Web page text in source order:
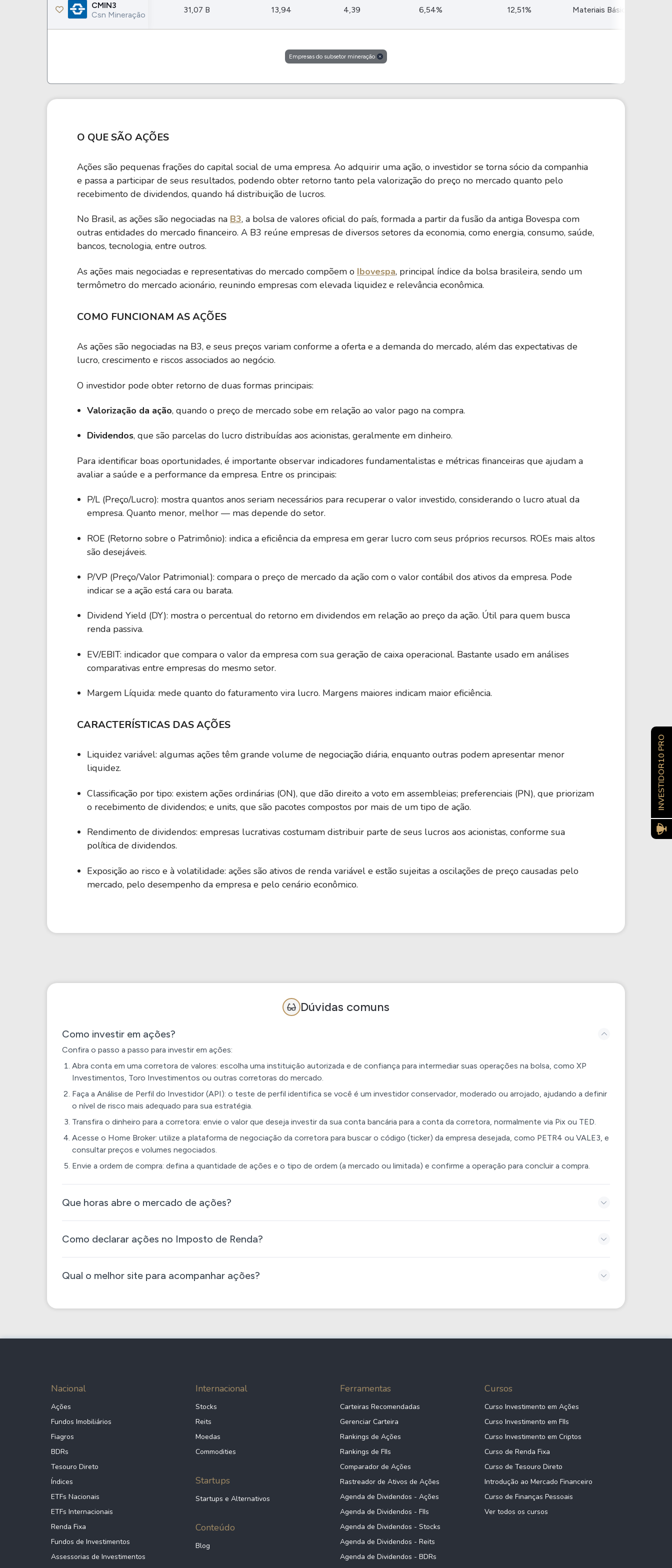
Klabin
Petrobrás
KNCR11
XINA11
Coca-Cola
Ver todos
Solana
Cardano
As Ações Mais Buscadas
Guia do Iniciante
CMIN3
Csn Mineração
31,07 B 13,94 4,39 6,54% 12,51% Materiais Básicos
Empresas do subsetor mineração
O QUE SÃO AÇÕES
Ações são pequenas frações do capital social de uma empresa. Ao adquirir uma ação, o investidor se torna sócio da companhia
e passa a participar de seus resultados, podendo obter retorno tanto pela valorização do preço no mercado quanto pelo
recebimento de dividendos, quando há distribuição de lucros.
No Brasil, as ações são negociadas na B3, a bolsa de valores oficial do país, formada a partir da fusão da antiga Bovespa com
outras entidades do mercado financeiro. A B3 reúne empresas de diversos setores da economia, como energia, consumo, saúde,
bancos, tecnologia, entre outros.
As ações mais negociadas e representativas do mercado compõem o Ibovespa, principal índice da bolsa brasileira, sendo um
termômetro do mercado acionário, reunindo empresas com elevada liquidez e relevância econômica.
COMO FUNCIONAM AS AÇÕES
As ações são negociadas na B3, e seus preços variam conforme a oferta e a demanda do mercado, além das expectativas de
lucro, crescimento e riscos associados ao negócio.
O investidor pode obter retorno de duas formas principais:
Valorização da ação, quando o preço de mercado sobe em relação ao valor pago na compra.
Dividendos, que são parcelas do lucro distribuídas aos acionistas, geralmente em dinheiro.
Para identificar boas oportunidades, é importante observar indicadores fundamentalistas e métricas financeiras que ajudam a
avaliar a saúde e a performance da empresa. Entre os principais:
P/L (Preço/Lucro): mostra quantos anos seriam necessários para recuperar o valor investido, considerando o lucro atual da
empresa. Quanto menor, melhor — mas depende do setor.
ROE (Retorno sobre o Patrimônio): indica a eficiência da empresa em gerar lucro com seus próprios recursos. ROEs mais altos
são desejáveis.
P/VP (Preço/Valor Patrimonial): compara o preço de mercado da ação com o valor contábil dos ativos da empresa. Pode
indicar se a ação está cara ou barata.
Dividend Yield (DY): mostra o percentual do retorno em dividendos em relação ao preço da ação. Útil para quem busca
renda passiva.
EV/EBIT: indicador que compara o valor da empresa com sua geração de caixa operacional. Bastante usado em análises
comparativas entre empresas do mesmo setor.
Margem Líquida: mede quanto do faturamento vira lucro. Margens maiores indicam maior eficiência.
CARACTERÍSTICAS DAS AÇÕES
Liquidez variável: algumas ações têm grande volume de negociação diária, enquanto outras podem apresentar menor
liquidez.
Classificação por tipo: existem ações ordinárias (ON), que dão direito a voto em assembleias; preferenciais (PN), que priorizam
o recebimento de dividendos; e units, que são pacotes compostos por mais de um tipo de ação.
Rendimento de dividendos: empresas lucrativas costumam distribuir parte de seus lucros aos acionistas, conforme sua
política de dividendos.
Exposição ao risco e à volatilidade: ações são ativos de renda variável e estão sujeitas a oscilações de preço causadas pelo
mercado, pelo desempenho da empresa e pelo cenário econômico.
Dúvidas comuns
Como investir em ações?
Confira o passo a passo para investir em ações:
Abra conta em uma corretora de valores: escolha uma instituição autorizada e de confiança para intermediar suas operações na bolsa, como XP
Investimentos, Toro Investimentos ou outras corretoras do mercado.
Faça a Análise de Perfil do Investidor (API): o teste de perfil identifica se você é um investidor conservador, moderado ou arrojado, ajudando a definir
o nível de risco mais adequado para sua estratégia.
Transfira o dinheiro para a corretora: envie o valor que deseja investir da sua conta bancária para a conta da corretora, normalmente via Pix ou TED.
Acesse o Home Broker: utilize a plataforma de negociação da corretora para buscar o código (ticker) da empresa desejada, como PETR4 ou VALE3, e
consultar preços e volumes negociados.
Envie a ordem de compra: defina a quantidade de ações e o tipo de ordem (a mercado ou limitada) e confirme a operação para concluir a compra.
Que horas abre o mercado de ações?
Como declarar ações no Imposto de Renda​?
Qual o melhor site para acompanhar ações?
Nacional
Ações
Fundos Imobiliários
Fiagros
BDRs
Tesouro Direto
Índices
ETFs Nacionais
ETFs Internacionais
Renda Fixa
Fundos de Investimentos
Assessorias de Investimentos
Internacional
Stocks
Reits
Moedas
Commodities
Startups
Startups e Alternativos
Conteúdo
Blog
Ferramentas
Carteiras Recomendadas
Gerenciar Carteira
Rankings de Ações
Rankings de FIIs
Comparador de Ações
Rastreador de Ativos de Ações
Agenda de Dividendos - Ações
Agenda de Dividendos - FIIs
Agenda de Dividendos - Stocks
Agenda de Dividendos - Reits
Agenda de Dividendos - BDRs
Cursos
Curso Investimento em Ações
Curso Investimento em FIIs
Curso Investimento em Criptos
Curso de Renda Fixa
Curso de Tesouro Direto
Introdução ao Mercado Financeiro
Curso de Finanças Pessoais
Ver todos os cursos
INVESTIDOR10 PRO